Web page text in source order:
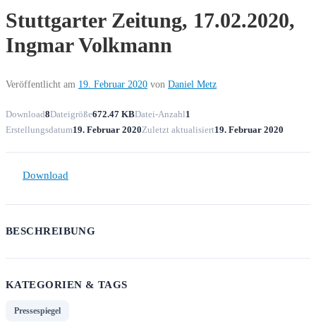
Stuttgarter Zeitung, 17.02.2020,
Ingmar Volkmann
Veröffentlicht am 19. Februar 2020 von Daniel Metz
Download8Dateigröße672.47 KBDatei-Anzahl1
Erstellungsdatum19. Februar 2020Zuletzt aktualisiert19. Februar 2020
Download
BESCHREIBUNG
KATEGORIEN & TAGS
Pressespiegel